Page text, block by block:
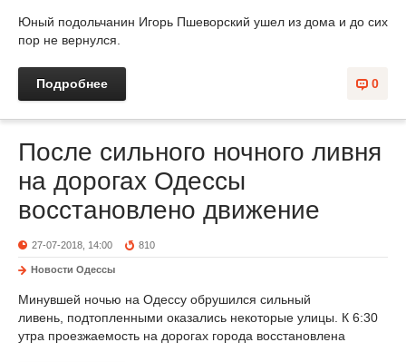
Юный подольчанин Игорь Пшеворский ушел из дома и до сих
пор не вернулся.
0
Подробнее
После сильного ночного ливня
на дорогах Одессы
восстановлено движение
27-07-2018, 14:00 810
Новости Одессы
Минувшей ночью на Одессу обрушился сильный
ливень, подтопленными оказались некоторые улицы. К 6:30
утра проезжаемость на дорогах города восстановлена